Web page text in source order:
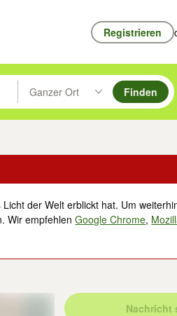
Registrieren
nach oben/unten durchsuchen
Eingabetaste drücken um zu
Ganzer Ort
Suche im Umkreis des gewählten
Finden
der Welt erblickt hat. Um
Wir empfehlenGoogle Chrome,
Nachricht